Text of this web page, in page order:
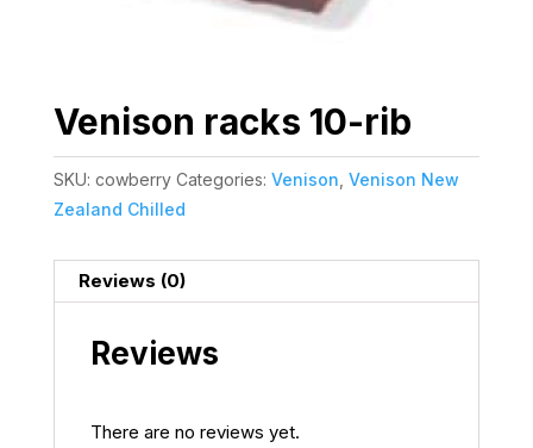
Venison racks 10-rib
SKU: cowberry Categories: Venison Venison New
Zealand Chilled
Reviews (0)
Reviews
There are no reviews yet.